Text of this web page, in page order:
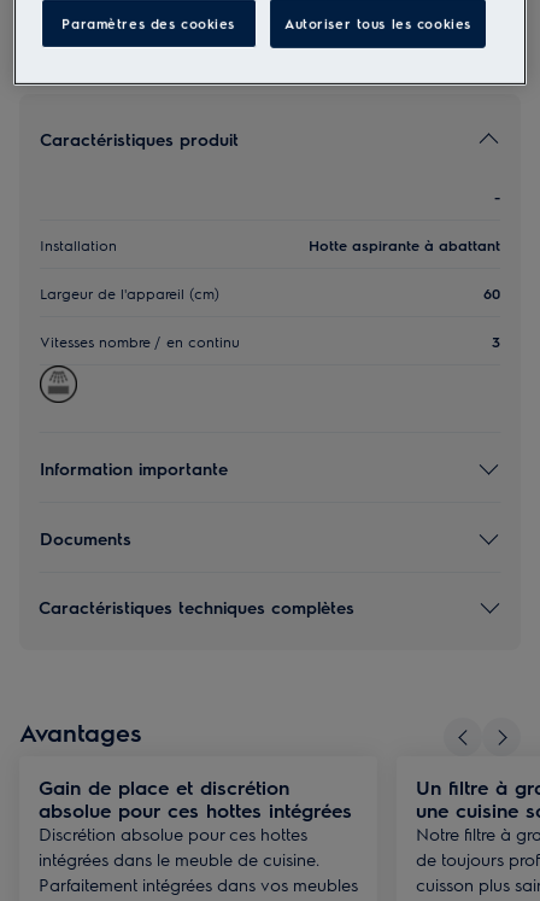
Caractéristiques produit
-
Installation Hotte aspirante à abattant
Largeur de l'appareil (cm) 60
Vitesses nombre / en continu 3
Information importante
Documents
Caractéristiques techniques complètes
Avantages
Gain de place et discrétion
absolue pour ces hottes intégrées
Discrétion absolue pour ces hottes
intégrées dans le meuble de cuisine.
Parfaitement intégrées dans vos meubles
Un filtre à
une cuisine
Notre filtre à
de toujours
cuisson plus
Paramètres des cookies Autoriser tous les cookies